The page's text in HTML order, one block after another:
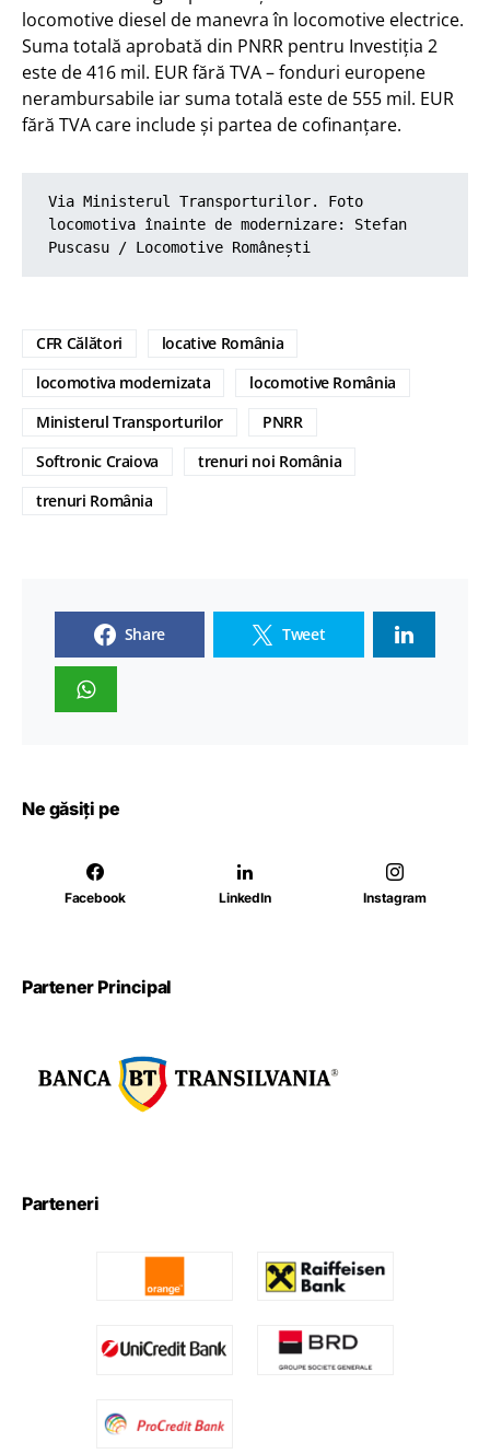
locomotive diesel de manevra în locomotive electrice.
Suma totală aprobată din PNRR pentru Investiția 2
este de 416 mil. EUR fără TVA – fonduri europene
nerambursabile iar suma totală este de 555 mil. EUR
fără TVA care include și partea de cofinanțare.
Via Ministerul Transporturilor. Foto
locomotiva înainte de modernizare: Stefan
Puscasu / Locomotive Românești
CFR Călători
locative România
locomotiva modernizata
locomotive România
Ministerul Transporturilor
PNRR
Softronic Craiova
trenuri noi România
trenuri România
Share Tweet
Ne găsiți pe
Facebook LinkedIn Instagram
Partener Principal
Parteneri